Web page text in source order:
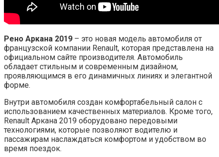
Рено Аркана 2019 – это новая модель автомобиля от
французской компании Renault, которая представлена на
официальном сайте производителя. Автомобиль
обладает стильным и современным дизайном,
проявляющимся в его динамичных линиях и элегантной
форме.
Внутри автомобиля создан комфортабельный салон с
использованием качественных материалов. Кроме того,
Renault Аркана 2019 оборудовано передовыми
технологиями, которые позволяют водителю и
пассажирам наслаждаться комфортом и удобством во
время поездок.